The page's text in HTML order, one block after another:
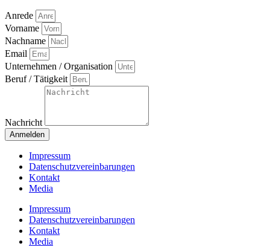
Anrede
Vorname
Nachname
Email
Unternehmen / Organisation
Beruf / Tätigkeit
Nachricht
Anmelden
Impressum
Datenschutzvereinbarungen
Kontakt
Media
Impressum
Datenschutzvereinbarungen
Kontakt
Media